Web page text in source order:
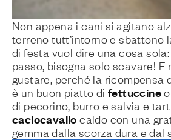
Non appena i cani si agitano
terreno tutt’intorno e sbattono
di festa vuol dire una cosa
passo, bisogna solo scavare!
gustare, perché la ricompensa
è un buon piatto di fettuccine
di pecorino, burro e salvia e
caciocavallo caldo con una
gemma dalla scorza dura e dal